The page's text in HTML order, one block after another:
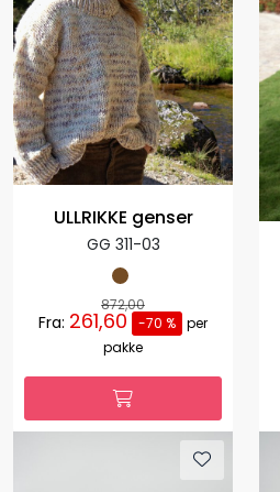
ULLRIKKE genser
GG 311-03
872,00
Fra: 261,60 -70 % per
pakke